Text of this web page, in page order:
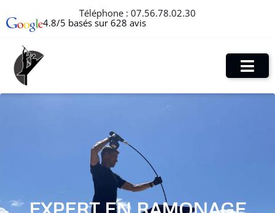
Téléphone : 07.56.78.02.30
4.8/5 basés sur 628 avis